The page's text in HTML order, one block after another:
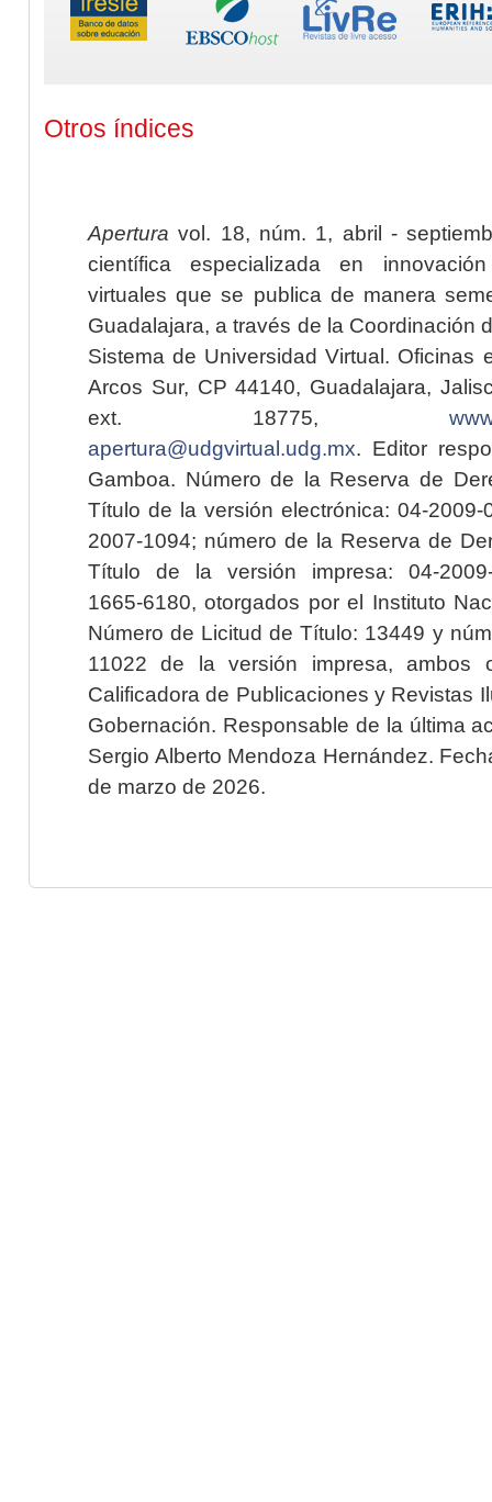
Otros índices
Apertura vol. 18, núm. 1, abril -
científica especializada en
virtuales que se publica de manera
Guadalajara, a través de la Coordinación
Sistema de Universidad Virtual. Oficinas
Arcos Sur, CP 44140, Guadalajara,
ext. 18775,
apertura@udgvirtual.udg.mx. Editor
Gamboa. Número de la Reserva de
Título de la versión electrónica: 04-2009-
2007-1094; número de la Reserva de
Título de la versión impresa: 04-2009-
1665-6180, otorgados por el Instituto
Número de Licitud de Título: 13449 y
11022 de la versión impresa, ambos
Calificadora de Publicaciones y Revistas
Gobernación. Responsable de la última
Sergio Alberto Mendoza Hernández.
de marzo de 2026.